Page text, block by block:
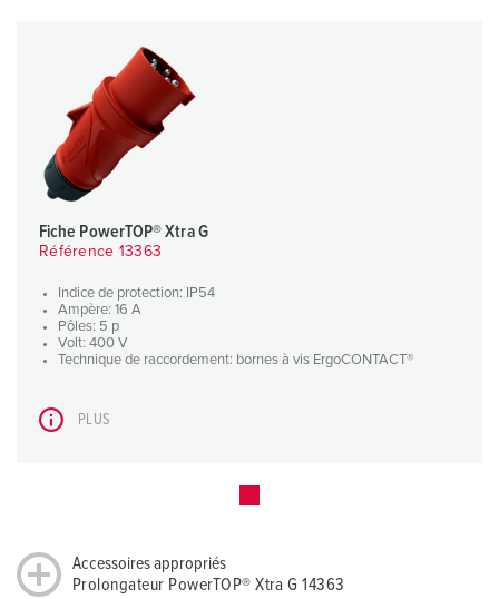
Fiche PowerTOP® Xtra G
Référence 13363
Indice de protection: IP54
Ampère: 16 A
Pôles: 5 p
Volt: 400 V
Technique de raccordement: bornes à vis ErgoCONTACT®
PLUS
Accessoires appropriés
Prolongateur PowerTOP® Xtra G 14363